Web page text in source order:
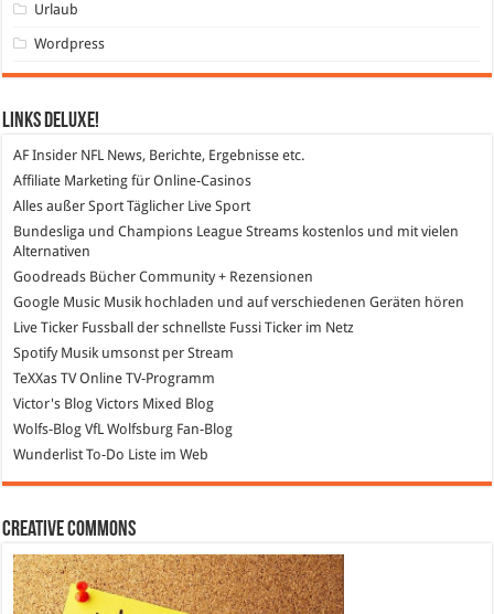
Urlaub
Wordpress
Links DeLuXe!
AF Insider NFL News, Berichte, Ergebnisse etc.
Affiliate Marketing für Online-Casinos
Alles außer SportTäglicher Live Sport
Bundesliga und Champions League Streams kostenlos und mit vielen
Alternativen
Goodreads Bücher Community + Rezensionen
Google Music Musik hochladen und auf verschiedenen Geräten hören
Live Ticker Fussball
der schnellste Fussi Ticker im Netz
SpotifyMusik umsonst per Stream
TeXXas TVOnline TV-Programm
Victor's Blog Victors Mixed Blog
Wolfs-Blog VfL Wolfsburg Fan-Blog
WunderlistTo-Do Liste im Web
Creative Commons